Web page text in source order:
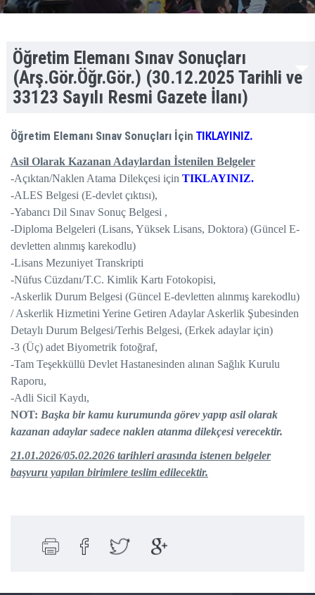
Öğretim Elemanı Sınav Sonuçları
(Arş.Gör.Öğr.Gör.) (30.12.2025 Tarihli ve
33123 Sayılı Resmi Gazete İlanı)
Öğretim Elemanı Sınav Sonuçları İçin TIKLAYINIZ.
Asil Olarak Kazanan Adaylardan İstenilen Belgeler
-Açıktan/Naklen Atama Dilekçesi için TIKLAYINIZ.
-ALES Belgesi (E-devlet çıktısı),
-Yabancı Dil Sınav Sonuç Belgesi ,
-Diploma Belgeleri (Lisans, Yüksek Lisans, Doktora) (Güncel E-
devletten alınmış karekodlu)
-Lisans Mezuniyet Transkripti
-Nüfus Cüzdanı/T.C. Kimlik Kartı Fotokopisi,
-Askerlik Durum Belgesi (Güncel E-devletten alınmış karekodlu)
/ Askerlik Hizmetini Yerine Getiren Adaylar Askerlik Şubesinden
Detaylı Durum Belgesi/Terhis Belgesi, (Erkek adaylar için)
-3 (Üç) adet Biyometrik fotoğraf,
-Tam Teşekküllü Devlet Hastanesinden alınan Sağlık Kurulu
Raporu,
-Adli Sicil Kaydı,
NOT: Başka bir kamu kurumunda görev yapıp asil olarak
kazanan adaylar sadece naklen atanma dilekçesi verecektir.
21.01.2026/05.02.2026 tarihleri arasında istenen belgeler
başvuru yapılan birimlere teslim edilecektir.